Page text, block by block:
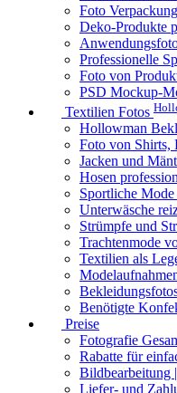
Foto
Deko-Produkte
Professionelle
Foto von
PSD Mockup-
Textilien Fotos
Hollowman
Foto von Shirts,
Jacken und
Hosen
Sportliche
Unterwäsche
Strümpfe und
Trachtenmode
Textilien als
Benötigte
Preise
Fotografie
Rabatte für
Bildbearbeitung
Liefer- und